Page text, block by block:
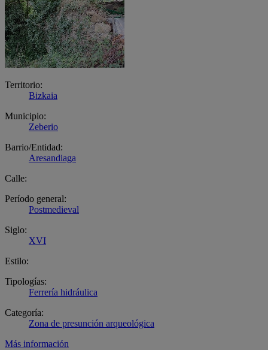
Territorio:
Bizkaia
Municipio:
Zeberio
Barrio/Entidad:
Aresandiaga
Calle:
Período general:
Postmedieval
Siglo:
XVI
Estilo:
Tipologías:
Ferrería hidráulica
Categoría:
Zona de presunción arqueológica
Más información